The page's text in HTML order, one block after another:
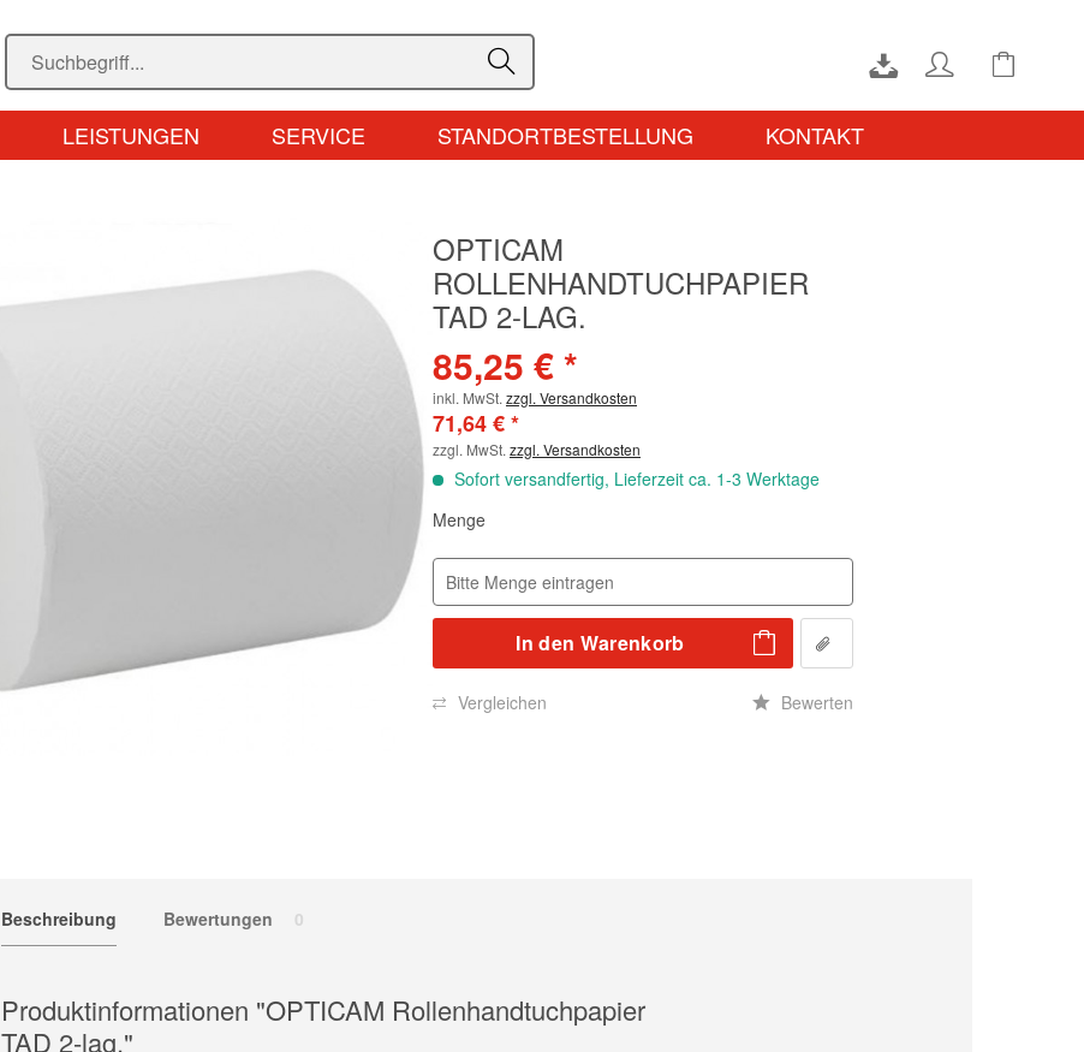
LEISTUNGEN SERVICE STANDORTBESTELLUNG KONTAKT
OPTICAM
ROLLENHANDTUCHPAPIER
TAD 2-LAG.
85,25 € *
inkl. MwSt. zzgl. Versandkosten
71,64 € *
zzgl. MwSt. zzgl. Versandkosten
Sofort versandfertig, Lieferzeit ca. 1-3 Werktage
Menge
In den Warenkorb
Vergleichen Bewerten
Beschreibung Bewertungen 0
Produktinformationen "OPTICAM Rollenhandtuchpapier
TAD 2-lag."